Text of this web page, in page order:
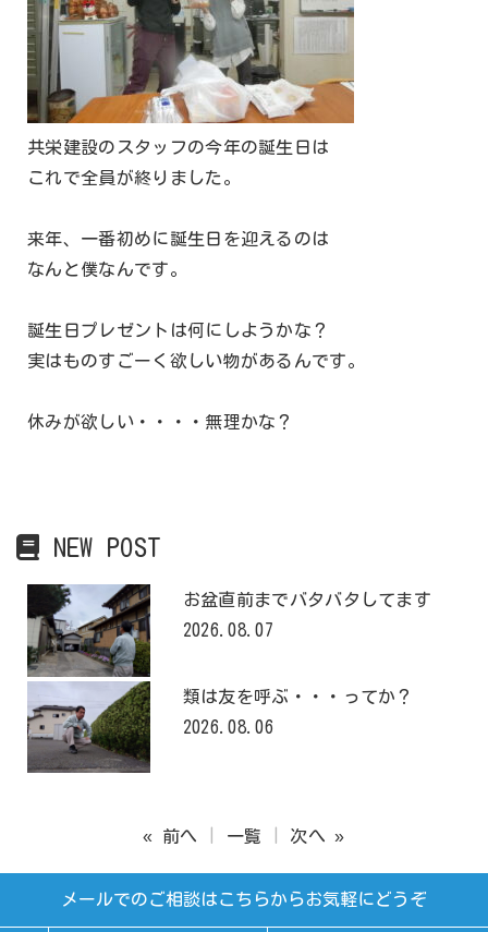
共栄建設のスタッフの今年の誕生日は
これで全員が終りました。
来年、一番初めに誕生日を迎えるのは
なんと僕なんです。
誕生日プレゼントは何にしようかな？
実はものすごーく欲しい物があるんです。
休みが欲しい・・・・無理かな？
NEW POST
お盆直前までバタバタしてます
2026.08.07
類は友を呼ぶ・・・ってか？
2026.08.06
« 前へ 一覧 次へ »
メールでのご相談はこちらからお気軽にどうぞ